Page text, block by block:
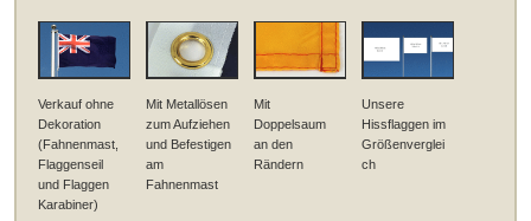
Verkauf ohne
Dekoration
(Fahnenmast,
Flaggenseil
und Flaggen
Karabiner)
Mit Metallösen
zum Aufziehen
und Befestigen
am
Fahnenmast
Mit
Doppelsaum
an den
Rändern
Unsere
Hissflaggen im
Größenverglei
ch